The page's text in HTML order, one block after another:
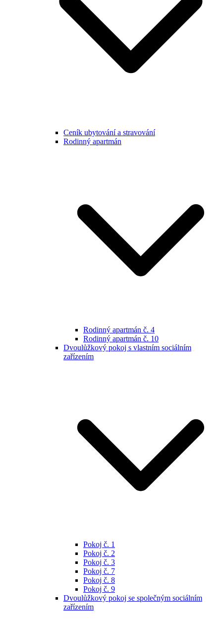
Ceník ubytování a stravování
Rodinný apartmán
Rodinný apartmán č. 4
Rodinný apartmán č. 10
Dvoulůžkový pokoj s vlastním sociálním
zařízením
Pokoj č. 1
Pokoj č. 2
Pokoj č. 3
Pokoj č. 7
Pokoj č. 8
Pokoj č. 9
Dvoulůžkový pokoj se společným sociálním
zařízením